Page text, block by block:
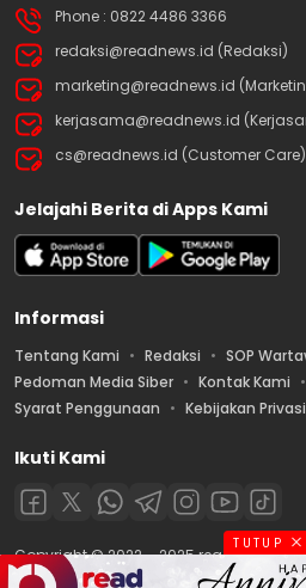
Phone : 0822 4486 3366
redaksi@readnews.id (Redaksi)
marketing@readnews.id
kerjasama@readnews.id
cs@readnews.id (Customer Care)
Jelajahi Berita di Apps Kami
Informasi
Tentang Kami Redaksi
SOP
Pedoman Media Siber
Kontak Kami
Syarat Penggunaan
Kebijakan Privasi
Ikuti Kami
Copyright © 2022 – 2025 readnews.id |
TUTUP